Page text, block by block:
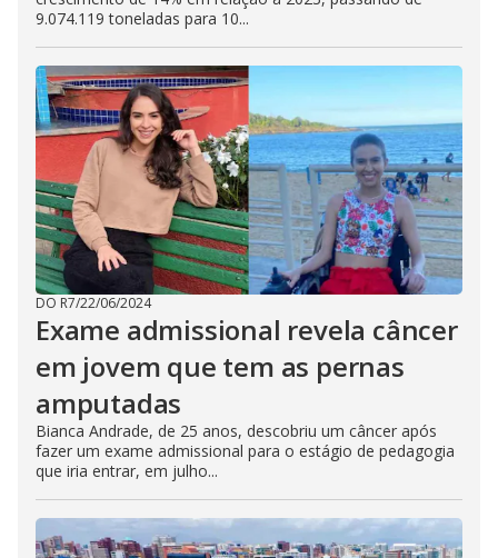
9.074.119 toneladas para 10...
DO R7/22/06/2024
Exame admissional revela câncer
em jovem que tem as pernas
amputadas
Bianca Andrade, de 25 anos, descobriu um câncer após
fazer um exame admissional para o estágio de pedagogia
que iria entrar, em julho...